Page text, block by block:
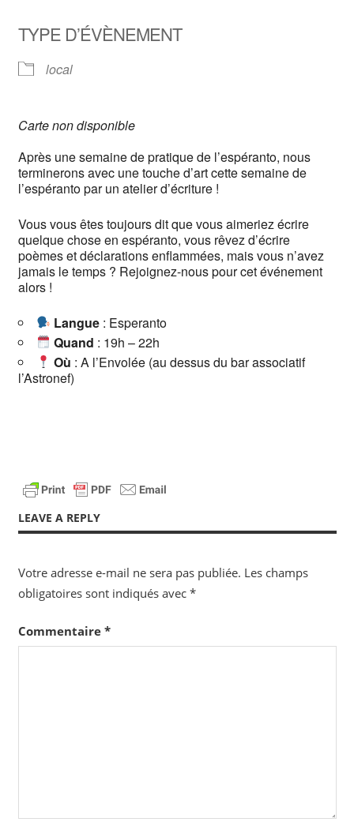
TYPE D’ÉVÈNEMENT
local
Carte non disponible
Après une semaine de pratique de l’espéranto, nous
terminerons avec une touche d’art cette semaine de
l’espéranto par un atelier d’écriture !
Vous vous êtes toujours dit que vous aimeriez écrire
quelque chose en espéranto, vous rêvez d’écrire
poèmes et déclarations enflammées, mais vous n’avez
jamais le temps ? Rejoignez-nous pour cet événement
alors !
​ Langue : Esperanto
Quand : 19h – 22h
Où : A l’Envolée (au dessus du bar associatif
l’Astronef)
LEAVE A REPLY
Votre adresse e-mail ne sera pas publiée. Les champs
obligatoires sont indiqués avec *
Commentaire *